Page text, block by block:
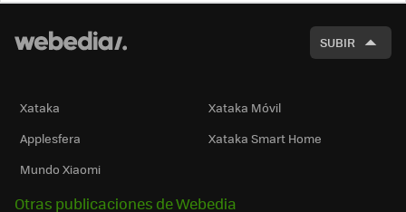
SUBIR
Xataka
Xataka Móvil
Applesfera
Xataka Smart Home
Mundo Xiaomi
Otras publicaciones de Webedia